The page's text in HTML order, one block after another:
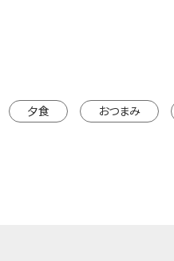
夕食 おつまみ